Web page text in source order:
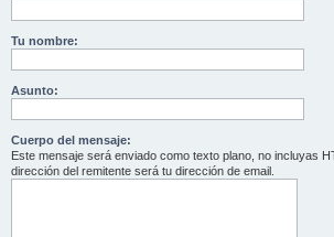
Tu nombre:
Asunto:
Cuerpo del mensaje:
Este mensaje será enviado como texto plano, no incluyas
dirección del remitente será tu dirección de email.